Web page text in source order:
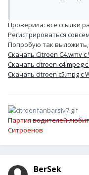
Проверила: все ссылки
Регистрироваться
Попробую так
Скачать Citroen C4.wmv с
Скачать citroen-c4.mpeg с
Скачать citroen c5.mpg с
Партия водителей-
Ситроенов
BerSek